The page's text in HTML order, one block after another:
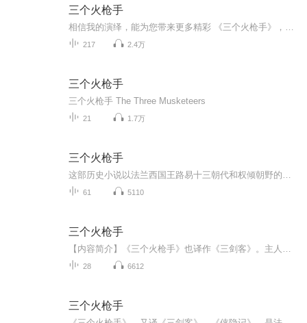
三个火枪手
217 2.4万
三个火枪手
三个火枪手 The Three Musketeers
21 1.7万
三个火枪手
61 5110
三个火枪手
28 6612
三个火枪手